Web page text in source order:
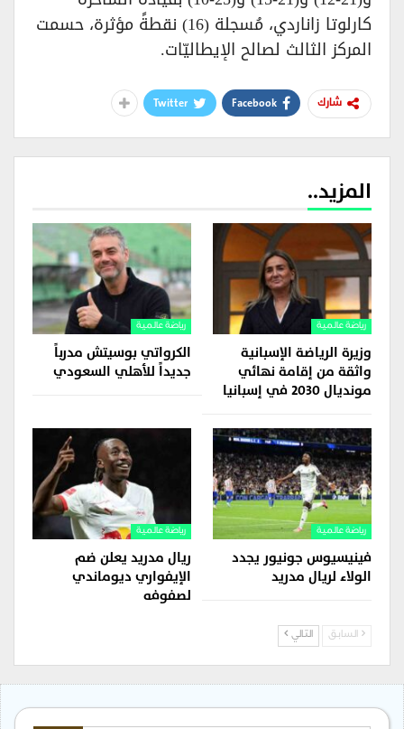
كارلوتا زاناردي، مُسجلة (16) نقطةً مؤثرة، حسمت
المركز الثالث لصالح الإيطاليّات.
شارك Facebook
Twitter
المزيد..
رياضة عالمية
وزيرة الرياضة الإسبانية
واثقة من إقامة نهائي
مونديال 2030 في إسبانيا
رياضة عالمية
الكرواتي بوسيتش مدرباً
جديداً للأهلي السعودي
رياضة عالمية
فينيسيوس جونيور يجدد
الولاء لريال مدريد
رياضة عالمية
ريال مدريد يعلن ضم
الإيفواري ديوماندي
لصفوفه
السابق التالي